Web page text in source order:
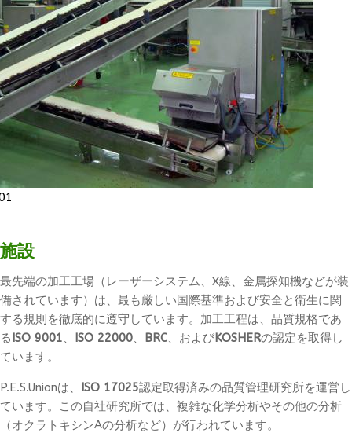
施設
最先端の加工工場（レーザーシステム、X線、金属探知機などが装
備されています）は、最も厳しい国際基準および安全と衛生に関
する規則を徹底的に遵守しています。加工工程は、品質規格であ
る ISO 9001、 ISO 22000、 BRC、およびKOSHERの認定を取得し
ています。
P.E.S.Unionは、 ISO 17025認定取得済みの品質管理研究所を運営し
ています。この自社研究所では、複雑な化学分析やその他の分析
（オクラトキシンAの分析など）が行われています。